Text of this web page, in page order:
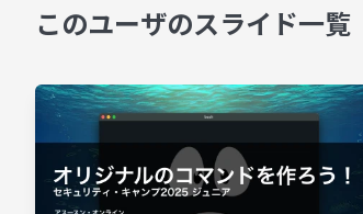
このユーザのスライド一覧